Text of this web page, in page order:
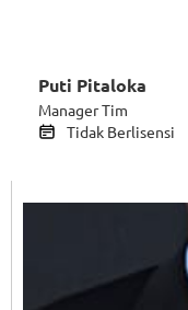
Puti Pitaloka
Manager Tim
Tidak Berlisensi